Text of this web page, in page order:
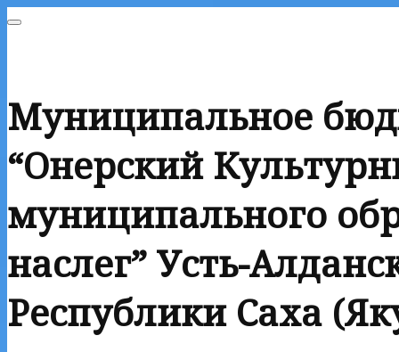
Муниципальное
“Онерский
муниципального
наслег” Усть-
Республики Саха